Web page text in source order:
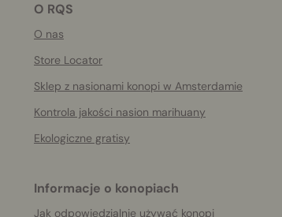
O RQS
O nas
Store Locator
Sklep z nasionami konopi w Amsterdamie
Kontrola jakości nasion marihuany
Ekologiczne gratisy
Informacje o konopiach
Jak odpowiedzialnie używać konopi